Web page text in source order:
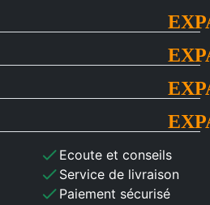
check Ecoute et conseils
check Service de livraison
check Paiement sécurisé